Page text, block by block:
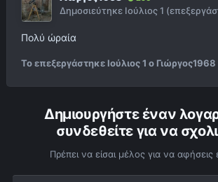
Δημοσιεύτηκε Ιούλιος 1
Πολύ ώραία
Το επεξεργάστηκε Ιούλιος 1 ο Γιώργος1968
Δημιουργήστε έναν
συνδεθείτε για να
Πρέπει να είσαι μέλος για να αφήσεις